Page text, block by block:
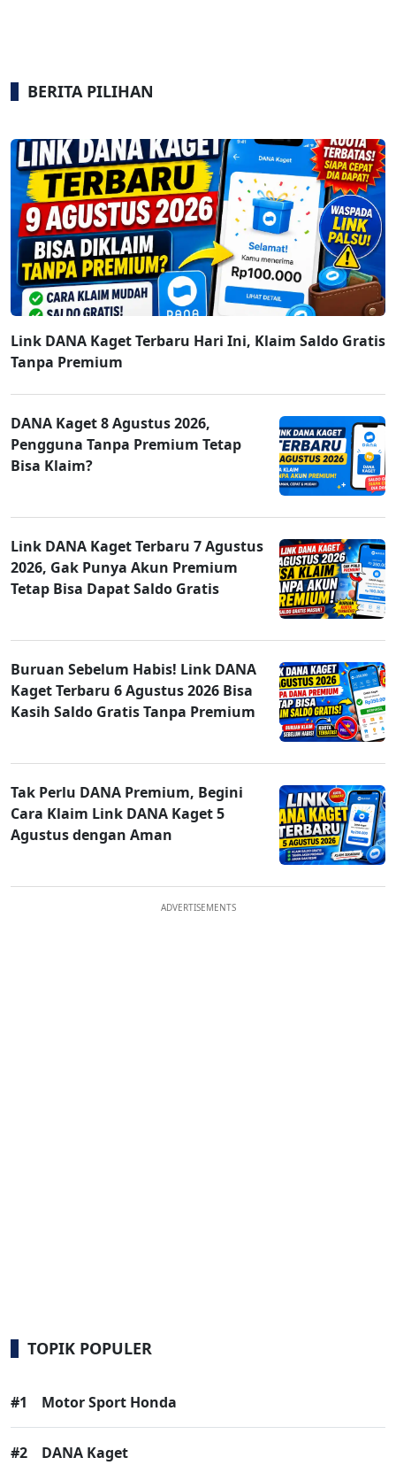
BERITA PILIHAN
Link DANA Kaget Terbaru Hari Ini, Klaim Saldo Gratis
Tanpa Premium
DANA Kaget 8 Agustus 2026,
Pengguna Tanpa Premium Tetap
Bisa Klaim?
Link DANA Kaget Terbaru 7 Agustus
2026, Gak Punya Akun Premium
Tetap Bisa Dapat Saldo Gratis
Buruan Sebelum Habis! Link DANA
Kaget Terbaru 6 Agustus 2026 Bisa
Kasih Saldo Gratis Tanpa Premium
Tak Perlu DANA Premium, Begini
Cara Klaim Link DANA Kaget 5
Agustus dengan Aman
ADVERTISEMENTS
TOPIK POPULER
#1 Motor Sport Honda
#2 DANA Kaget